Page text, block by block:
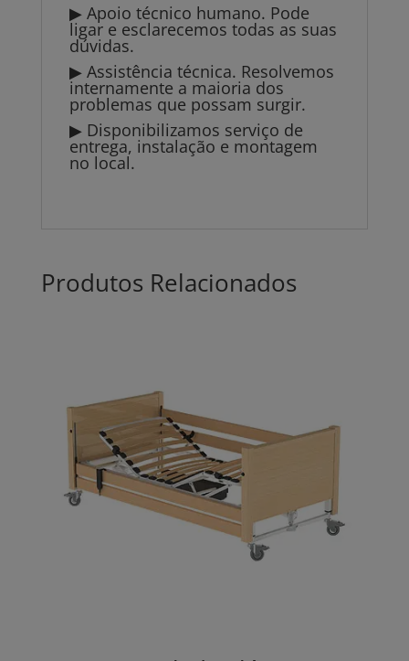
▶ Apoio técnico humano. Pode
ligar e esclarecemos todas as suas
dúvidas.
▶ Assistência técnica. Resolvemos
internamente a maioria dos
problemas que possam surgir.
▶ Disponibilizamos serviço de
entrega, instalação e montagem
no local.
Produtos Relacionados